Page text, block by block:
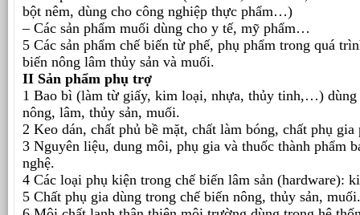
bột nêm, dùng cho công nghiệp thực phẩm…)
– Các sản phẩm muối dùng cho y tế, mỹ phẩm…
5 Các sản phẩm chế biến từ phế, phụ phẩm trong quá
biến nông lâm thủy sản và muối.
II Sản phẩm phụ trợ
1 Bao bì (làm từ giấy, kim loại, nhựa, thủy tinh,…) dùng
nông, lâm, thủy sản, muối.
2 Keo dán, chất phủ bề mặt, chất làm bóng, chất phụ
3 Nguyên liệu, dung môi, phụ gia và thuốc thành phẩm
nghệ.
4 Các loại phụ kiện trong chế biến lâm sản (hardware):
5 Chất phụ gia dùng trong chế biến nông, thủy sản, muối.